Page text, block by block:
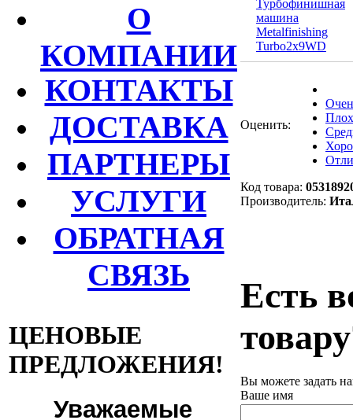
О
КОМПАНИИ
КОНТАКТЫ
ДОСТАВКА
ПАРТНЕРЫ
УСЛУГИ
ОБРАТНАЯ
СВЯЗЬ
ЦЕНОВЫЕ
ПРЕДЛОЖЕНИЯ!
Уважаемые
Оценить:
Код товара:
Производитель:
Есть
Вы можете задать
Ваше имя